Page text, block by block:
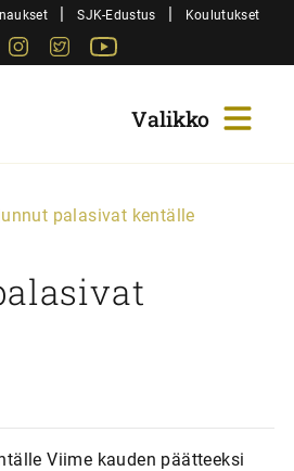
| SJK-Edustus | Koulutukset
FacebookInstagram
Twitter
palasivat kentälle
Viime kauden päätteeksi